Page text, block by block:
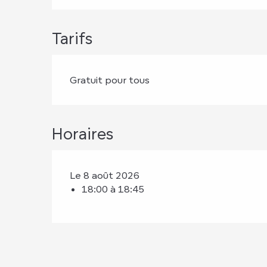
Tarifs
Gratuit pour tous
Horaires
Le 8 août 2026
18:00 à 18:45